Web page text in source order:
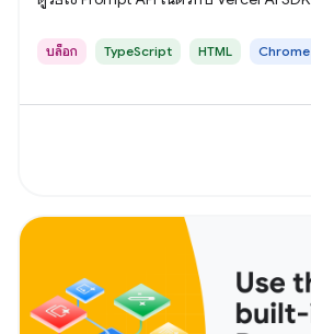
บล็อก TypeScript HTML Chrome